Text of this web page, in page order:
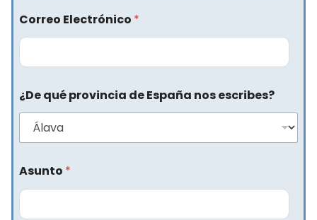
Correo Electrónico *
¿De qué provincia de España nos escribes?
Asunto *